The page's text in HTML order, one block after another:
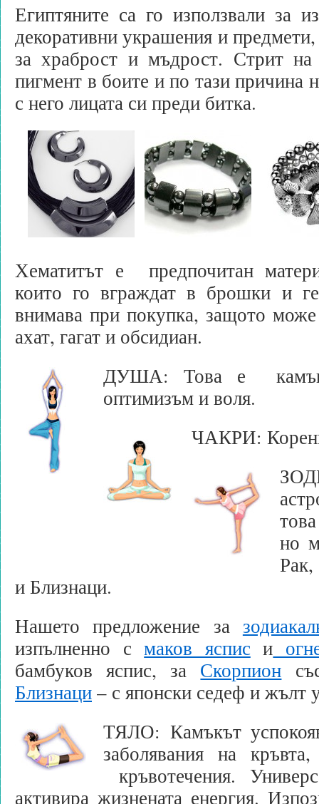
Египтяните са го използвали за
декоративни украшения и
за храброст и мъдрост. Стрит на
пигмент в боите и по тази причина
с него лицата си преди битка.
Хематитът е предпочитан
които го вграждат в брошки и
внимава при покупка, защото
ахат, гагат и обсидиан.
ДУША: Това е
оптимизъм и воля.
ЧАКРИ:
но
и Близнаци.
Нашето предложение за
изпълненно смаков ясписи
бамбуков яспис, за Скорпион
Близнаци– с японски седеф и жълт
ТЯЛО: Камъкът
заболявания на
кръвотечения.
активира жизнената енергия.